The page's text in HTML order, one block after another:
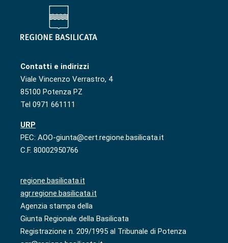
Contatti e indirizzi
Viale Vincenzo Verrastro, 4
85100 Potenza PZ
Tel 0971 661111
URP
PEC: AOO-giunta@cert.regione.basilicata.it
C.F. 80002950766
regione.basilicata.it
agr.regione.basilicata.it
Agenzia stampa della
Giunta Regionale della Basilicata
Registrazione n. 209/1995 al Tribunale di Potenza